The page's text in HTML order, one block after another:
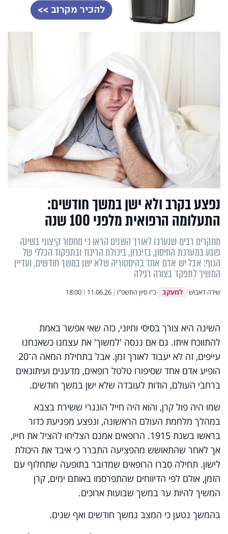
נפצע בקרב ולא ישן במשך חודשים:
התעלומה הרפואית מלפני 100 שנה
מחקרים רבים שנערכו לאורך השנים הראו כי מחסור קיצוני בשינה
פוגע במערכת החיסון, בזיכרון, ביכולת הריכוז ובתפקוד הכללי של
הגוף: אבל יש אדם אחד בהיסטוריה שלא ישן במשך חודשים, ועדיין
המשיך לתפקד בצורה רגילה
שירה דאבוש למעקב כ"ו סיון התשפ"ו |
11.06.26
|
18:00
השינה היא צורך בסיסי וחיוני, כזה שאי אפשר באמת
להתווכח איתו. גם אם ננסה 'למשוך' את עצמנו כשאנחנו
עייפים, זה לא יעבוד לאורך זמן. אבל בתחילת המאה ה־20
הופיע אדם אחד שסיפורו טלטל רופאים, מדענים ועיתונאים
ברחבי העולם, הודות לעובדה שלא ישן במשך חודשים.
שמו היה פול קרן, והוא היה חייל הונגרי ששירת בצבא
במהלך מלחמת העולם הראשונה, ונפצע מפגיעת כדור
בראשו בשנת 1915.
הרופאים אמנם הצליחו להציל את חייו,
אך לאחר שהתאושש מהפציעה התברר כי איבד את היכולת
לישון. תחילה סברו הרופאים שמדובר בתופעה שתחלוף עם
הזמן, אולם לפי הדיווחים שהתפרסמו באותם ימים, קרן
המשיך להיות ער במשך שבועות ארוכים.
בהמשך נטען כי המצב נמשך חודשים ואף שנים.